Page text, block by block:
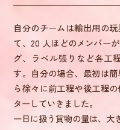
自分のチームは輸出用の
て、20 人ほどのメンバー
グ、ラベル張りなど各工
す。自分の場合、最初は
ら徐々に前工程や後工程
ターしていきました。
一日に扱う貨物の量は、大